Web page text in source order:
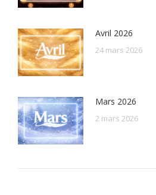
Avril 2026
24 mars 2026
Mars 2026
2 mars 2026